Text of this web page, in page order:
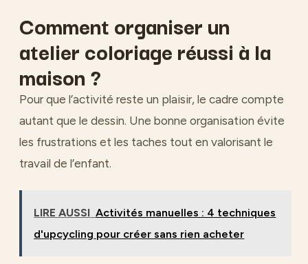
Comment organiser un
atelier coloriage réussi à la
maison ?
Pour que l’activité reste un plaisir, le cadre compte
autant que le dessin. Une bonne organisation évite
les frustrations et les taches tout en valorisant le
travail de l’enfant.
LIRE AUSSI Activités manuelles : 4 techniques
d'upcycling pour créer sans rien acheter